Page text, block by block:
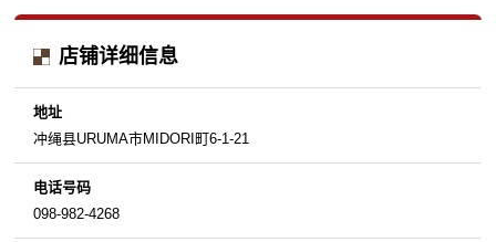
店铺详细信息
地址
冲绳县URUMA市MIDORI町6-1-21
电话号码
098-982-4268